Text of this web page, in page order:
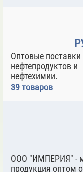
Оптовые поставки
нефтепродуктов и
нефтехимии.
39 товаров
ООО "ИМПЕРИЯ" -
продукция оптом